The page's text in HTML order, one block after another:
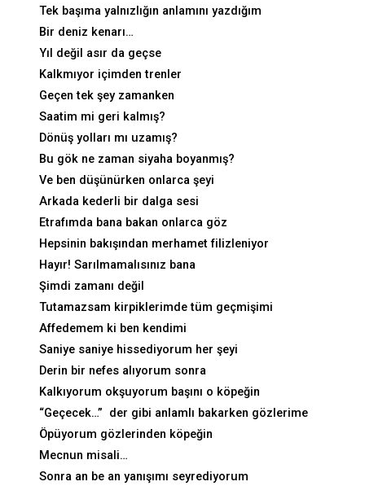
Tek başıma yalnızlığın anlamını yazdığım
Bir deniz kenarı…
Yıl değil asır da geçse
Kalkmıyor içimden trenler
Geçen tek şey zamanken
Saatim mi geri kalmış?
Dönüş yolları mı uzamış?
Bu gök ne zaman siyaha boyanmış?
Ve ben düşünürken onlarca şeyi
Arkada kederli bir dalga sesi
Etrafımda bana bakan onlarca göz
Hepsinin bakışından merhamet filizleniyor
Hayır! Sarılmamalısınız bana
Şimdi zamanı değil
Tutamazsam kirpiklerimde tüm geçmişimi
Affedemem ki ben kendimi
Saniye saniye hissediyorum her şeyi
Derin bir nefes alıyorum sonra
Kalkıyorum okşuyorum başını o köpeğin
“Geçecek…” der gibi anlamlı bakarken gözlerime
Öpüyorum gözlerinden köpeğin
Mecnun misali…
Sonra an be an yanışımı seyrediyorum